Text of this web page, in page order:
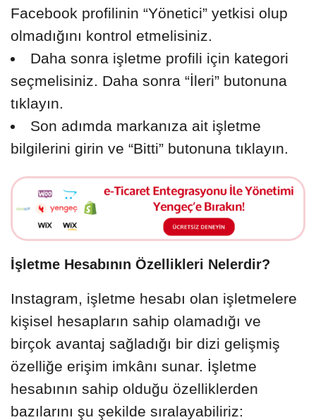
Facebook profilinin “Yönetici” yetkisi olup
olmadığını kontrol etmelisiniz.
Daha sonra işletme profili için kategori
seçmelisiniz. Daha sonra “İleri” butonuna
tıklayın.
Son adımda markanıza ait işletme
bilgilerini girin ve “Bitti” butonuna tıklayın.
İşletme Hesabının Özellikleri Nelerdir?
Instagram, işletme hesabı olan işletmelere
kişisel hesapların sahip olamadığı ve
birçok avantaj sağladığı bir dizi gelişmiş
özelliğe erişim imkânı sunar. İşletme
hesabının sahip olduğu özelliklerden
bazılarını şu şekilde sıralayabiliriz: